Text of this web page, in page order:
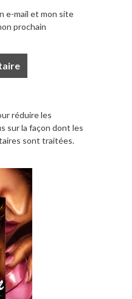
e-mail et mon site
prochain
réduire les
sur la façon dont les
sont traitées.